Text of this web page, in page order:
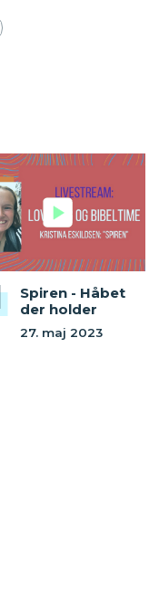
Spiren - Håbet
der holder
27. maj 2023